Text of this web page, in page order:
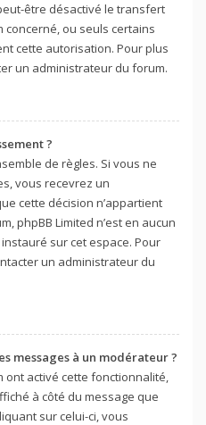
être désactivé le transfert
ou seuls certains
cette autorisation. Pour plus
un administrateur du forum.
?
de règles. Si vous ne
vous recevrez un
cette décision n’appartient
phpBB Limited n’est en aucun
sur cet espace. Pour
un administrateur du
messages à un modérateur ?
ont activé cette fonctionnalité,
à côté du message que
sur celui-ci, vous